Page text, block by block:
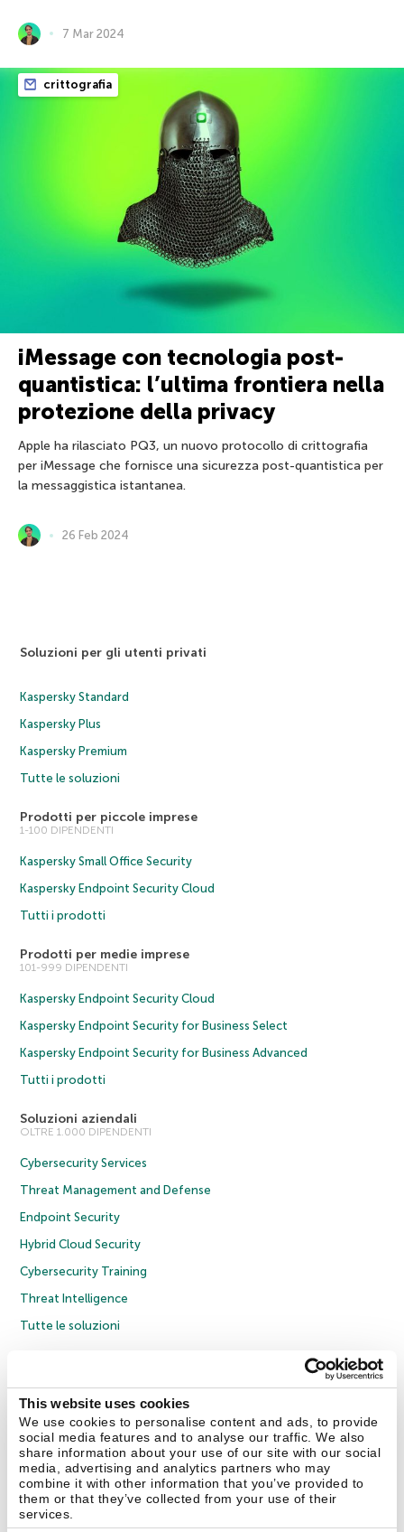
This website uses cookies
We use cookies to personalise content and ads, to provide
social media features and to analyse our traffic. We also
share information about your use of our site with our social
media, advertising and analytics partners who may
combine it with other information that you’ve provided to
them or that they’ve collected from your use of their
services.
7 Mar 2024
crittografia
iMessage con tecnologia post-
quantistica: l’ultima frontiera nella
protezione della privacy
Apple ha rilasciato PQ3, un nuovo protocollo di crittografia
per iMessage che fornisce una sicurezza post-quantistica per
la messaggistica istantanea.
26 Feb 2024
Soluzioni per gli utenti privati
Kaspersky Standard
Kaspersky Plus
Kaspersky Premium
Tutte le soluzioni
Prodotti per piccole imprese
1-100 DIPENDENTI
Kaspersky Small Office Security
Kaspersky Endpoint Security Cloud
Tutti i prodotti
Prodotti per medie imprese
101-999 DIPENDENTI
Kaspersky Endpoint Security Cloud
Kaspersky Endpoint Security for Business Select
Kaspersky Endpoint Security for Business Advanced
Tutti i prodotti
Soluzioni aziendali
OLTRE 1.000 DIPENDENTI
Cybersecurity Services
Threat Management and Defense
Endpoint Security
Hybrid Cloud Security
Cybersecurity Training
Threat Intelligence
Tutte le soluzioni
Informativa sulla privacy
Policy anticorruzione
Contratto di licenza B2C
Cookies
Contatti Chi siamo Partner Blog Centro risorse Comunicati stampa
Securelist Eugene Personal Blog Encyclopedia